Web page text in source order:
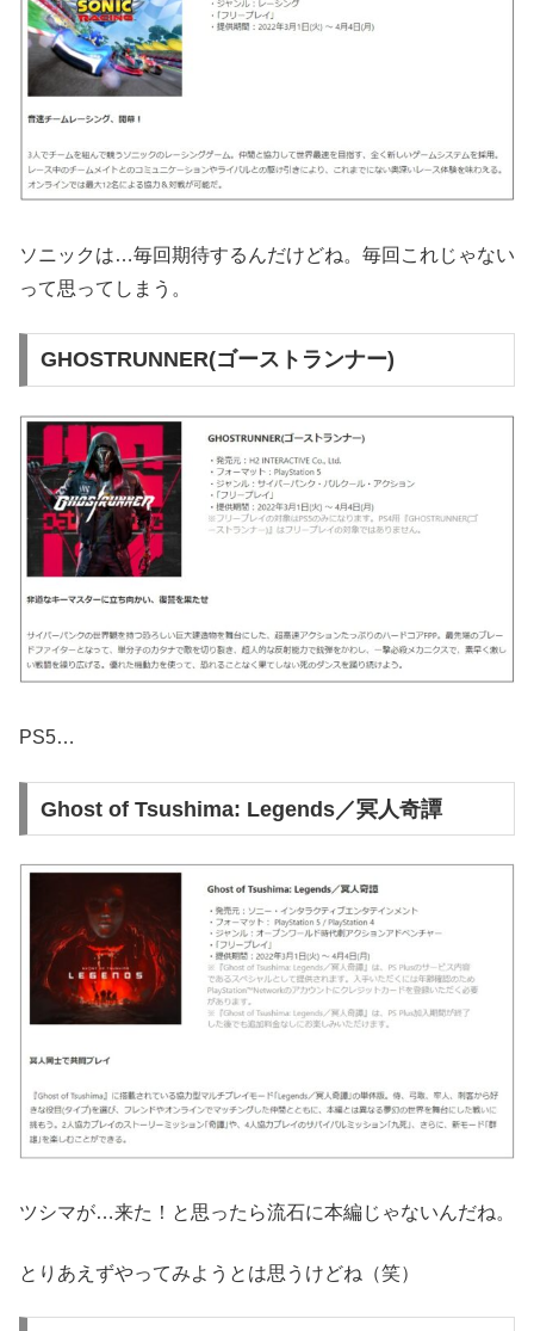
ソニックは…毎回期待するんだけどね。毎回これじゃない
って思ってしまう。
GHOSTRUNNER(ゴーストランナー)
PS5…
Ghost of Tsushima: Legends／冥人奇譚
ツシマが…来た！と思ったら流石に本編じゃないんだね。
とりあえずやってみようとは思うけどね（笑）